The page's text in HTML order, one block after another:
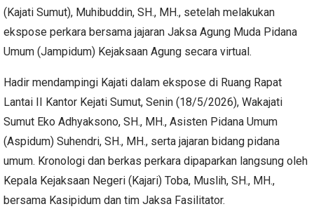
(Kajati Sumut), Muhibuddin, SH., MH., setelah melakukan
ekspose perkara bersama jajaran Jaksa Agung Muda Pidana
Umum (Jampidum) Kejaksaan Agung secara virtual.
Hadir mendampingi Kajati dalam ekspose di Ruang Rapat
Lantai II Kantor Kejati Sumut, Senin (18/5/2026), Wakajati
Sumut Eko Adhyaksono, SH., MH., Asisten Pidana Umum
(Aspidum) Suhendri, SH., MH., serta jajaran bidang pidana
umum. Kronologi dan berkas perkara dipaparkan langsung oleh
Kepala Kejaksaan Negeri (Kajari) Toba, Muslih, SH., MH.,
bersama Kasipidum dan tim Jaksa Fasilitator.